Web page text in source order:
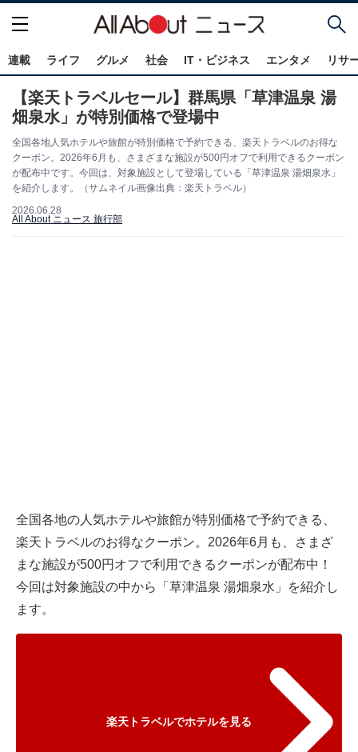
連載 ライフ グルメ 社会 IT・ビジネス エンタメ リサ
【楽天トラベルセール】群馬県「草津温泉 湯
畑泉水」が特別価格で登場中
全国各地人気ホテルや旅館が特別価格で予約できる、楽天トラベルのお得な
クーポン。2026年6月も、さまざまな施設が500円オフで利用できるクーポン
が配布中です。今回は、対象施設として登場している「草津温泉 湯畑泉水」
を紹介します。（サムネイル画像出典：楽天トラベル）
2026.06.28
All About ニュース 旅行部
全国各地の人気ホテルや旅館が特別価格で予約できる、
楽天トラベルのお得なクーポン。2026年6月も、さまざ
まな施設が500円オフで利用できるクーポンが配布中！
今回は対象施設の中から「草津温泉 湯畑泉水」を紹介し
ます。
楽天トラベルでホテルを見る